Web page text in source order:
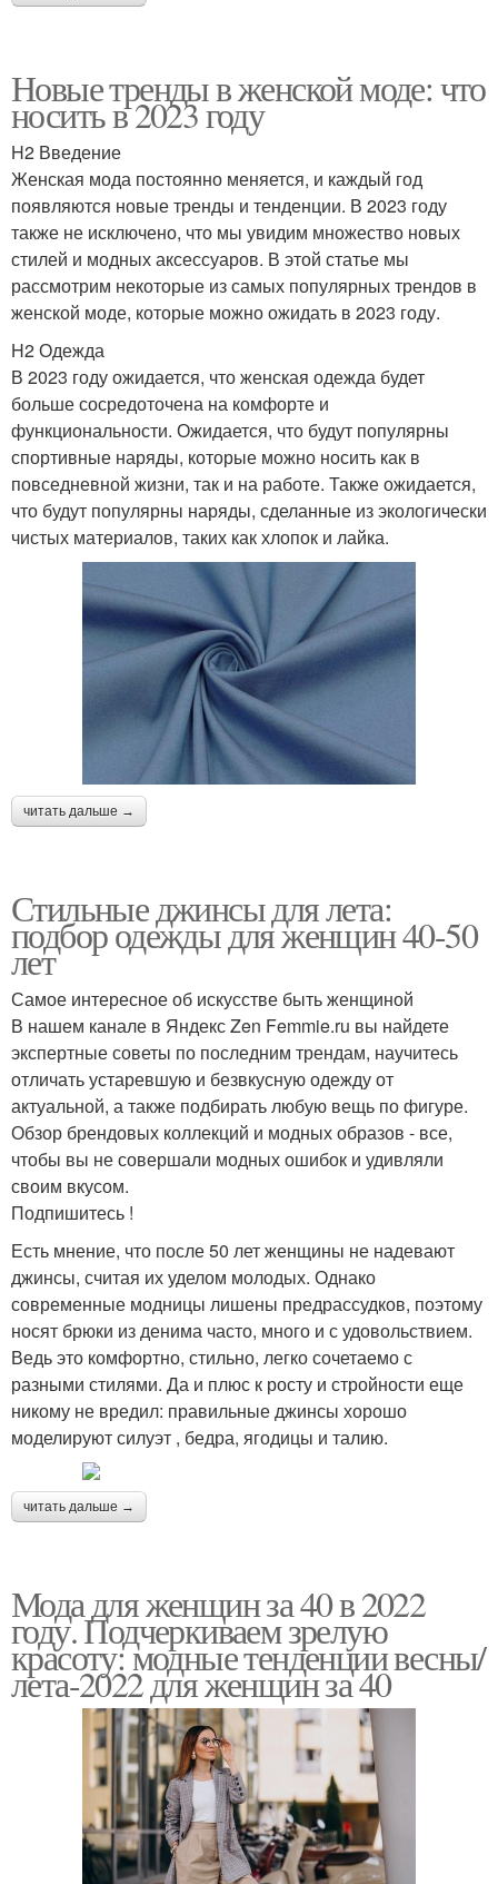
Новые тренды в женской моде: что
носить в 2023 году
H2 Введение
Женская мода постоянно меняется, и каждый год
появляются новые тренды и тенденции. В 2023 году
также не исключено, что мы увидим множество новых
стилей и модных аксессуаров. В этой статье мы
рассмотрим некоторые из самых популярных трендов в
женской моде, которые можно ожидать в 2023 году.
H2 Одежда
В 2023 году ожидается, что женская одежда будет
больше сосредоточена на комфорте и
функциональности. Ожидается, что будут популярны
спортивные наряды, которые можно носить как в
повседневной жизни, так и на работе. Также ожидается,
что будут популярны наряды, сделанные из экологически
чистых материалов, таких как хлопок и лайка.
читать дальше →
Стильные джинсы для лета:
подбор одежды для женщин 40-50
лет
Самое интересное об искусстве быть женщиной
В нашем канале в Яндекс Zen Femmie.ru вы найдете
экспертные советы по последним трендам, научитесь
отличать устаревшую и безвкусную одежду от
актуальной, а также подбирать любую вещь по фигуре.
Обзор брендовых коллекций и модных образов - все,
чтобы вы не совершали модных ошибок и удивляли
своим вкусом.
Подпишитесь !
Есть мнение, что после 50 лет женщины не надевают
джинсы, считая их уделом молодых. Однако
современные модницы лишены предрассудков, поэтому
носят брюки из денима часто, много и с удовольствием.
Ведь это комфортно, стильно, легко сочетаемо с
разными стилями. Да и плюс к росту и стройности еще
никому не вредил: правильные джинсы хорошо
моделируют силуэт , бедра, ягодицы и талию.
читать дальше →
Мода для женщин за 40 в 2022
году. Подчеркиваем зрелую
красоту: модные тенденции весны/
лета-2022 для женщин за 40